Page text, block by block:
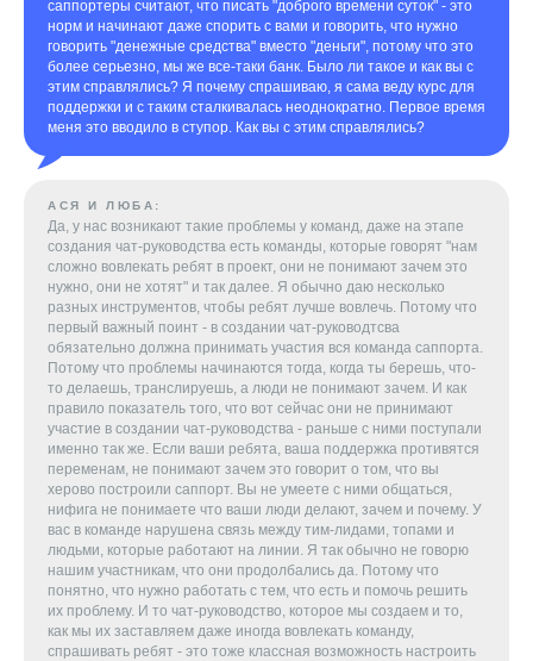
саппортеры считают, что писать "доброго времени суток" - это
норм и начинают даже спорить с вами и говорить, что нужно
говорить "денежные средства" вместо "деньги", потому что это
более серьезно, мы же все-таки банк. Было ли такое и как вы с
этим справлялись? Я почему спрашиваю, я сама веду курс для
поддержки и с таким сталкивалась неоднократно. Первое время
меня это вводило в ступор. Как вы с этим справлялись?
АСЯ И ЛЮБА:
Да, у нас возникают такие проблемы у команд, даже на этапе
создания чат-руководства есть команды, которые говорят "нам
сложно вовлекать ребят в проект, они не понимают зачем это
нужно, они не хотят" и так далее. Я обычно даю несколько
разных инструментов, чтобы ребят лучше вовлечь. Потому что
первый важный поинт - в создании чат-руководтсва
обязательно должна принимать участия вся команда саппорта.
Потому что проблемы начинаются тогда, когда ты берешь, что-
то делаешь, транслируешь, а люди не понимают зачем. И как
правило показатель того, что вот сейчас они не принимают
участие в создании чат-руководства - раньше с ними поступали
именно так же. Если ваши ребята, ваша поддержка противятся
переменам, не понимают зачем это говорит о том, что вы
херово построили саппорт. Вы не умеете с ними общаться,
нифига не понимаете что ваши люди делают, зачем и почему. У
вас в команде нарушена связь между тим-лидами, топами и
людьми, которые работают на линии. Я так обычно не говорю
нашим участникам, что они продолбались да. Потому что
понятно, что нужно работать с тем, что есть и помочь решить
их проблему. И то чат-руководство, которое мы создаем и то,
как мы их заставляем даже иногда вовлекать команду,
спрашивать ребят - это тоже классная возможность настроить